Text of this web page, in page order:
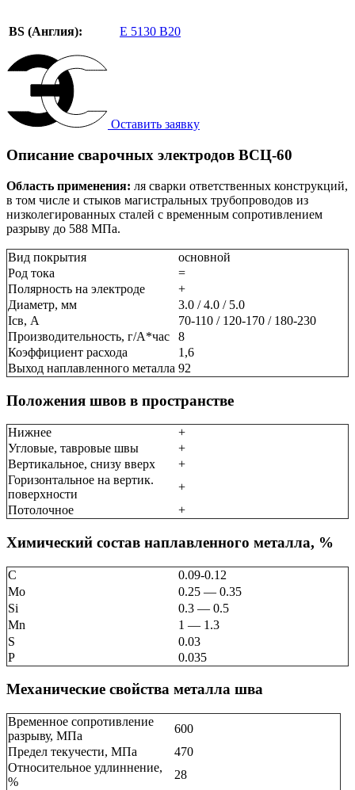
BS (Англия): E 5130 B20
Оставить заявку
Описание сварочных электродов ВСЦ-60
Область применения: ля сварки ответственных конструкций,
в том числе и стыков магистральных трубопроводов из
низколегированных сталей с временным сопротивлением
разрыву до 588 МПа.
Вид покрытия
основной
Род тока
=
Полярность на электроде
+
Диаметр, мм
3.0 / 4.0 / 5.0
Ісв, А
70-110 / 120-170 / 180-230
Производительность, г/А*час
8
Коэффициент расхода
1,6
Выход наплавленного металла 92
Положения швов в пространстве
Нижнее
+
Угловые, тавровые швы
+
Вертикальное, снизу вверх
+
Горизонтальное на вертик.
поверхности
+
Потолочное
+
Химический состав наплавленного металла, %
C
0.09-0.12
Mo
0.25 — 0.35
Si
0.3 — 0.5
Mn
1 — 1.3
S
0.03
P
0.035
Механические свойства металла шва
Временное сопротивление
разрыву, МПа
600
Предел текучести, МПа
470
Относительное удлиннение,
%
28